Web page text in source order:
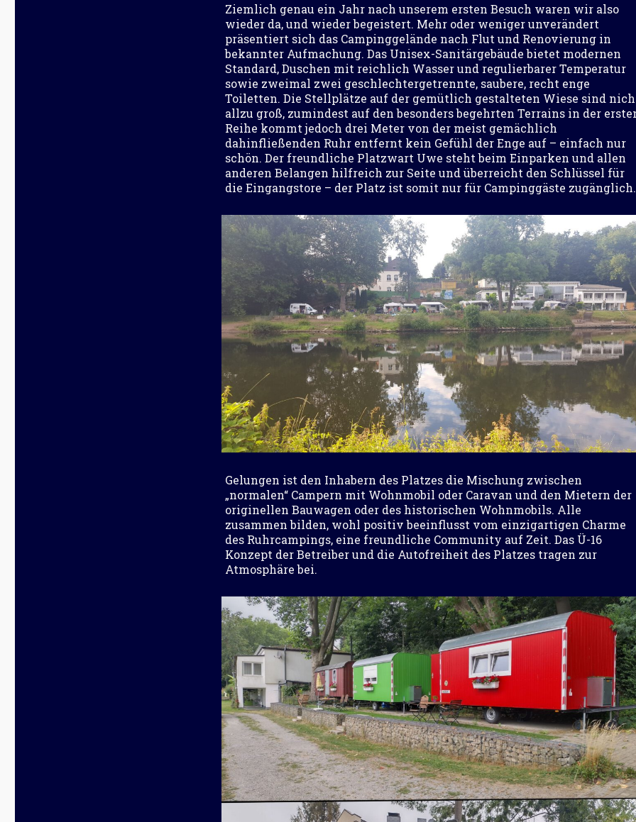
Ziemlich genau ein Jahr nach unserem ersten Besuch waren wir also
wieder da, und wieder begeistert. Mehr oder weniger unverändert
präsentiert sich das Campinggelände nach Flut und Renovierung in
bekannter Aufmachung. Das Unisex-Sanitärgebäude bietet modernen
Standard, Duschen mit reichlich Wasser und regulierbarer Temperatur
sowie zweimal zwei geschlechtergetrennte, saubere, recht enge
Toiletten. Die Stellplätze auf der gemütlich gestalteten Wiese sind
allzu groß, zumindest auf den besonders begehrten Terrains in der
Reihe kommt jedoch drei Meter von der meist gemächlich
dahinfließenden Ruhr entfernt kein Gefühl der Enge auf – einfach nur
schön. Der freundliche Platzwart Uwe steht beim Einparken und allen
anderen Belangen hilfreich zur Seite und überreicht den Schlüssel für
die Eingangstore – der Platz ist somit nur für Campinggäste zugänglich.
Gelungen ist den Inhabern des Platzes die Mischung zwischen
„normalen“ Campern mit Wohnmobil oder Caravan und den Mietern der
originellen Bauwagen oder des historischen Wohnmobils. Alle
zusammen bilden, wohl positiv beeinflusst vom einzigartigen Charme
des Ruhrcampings, eine freundliche Community auf Zeit. Das Ü-16
Konzept der Betreiber und die Autofreiheit des Platzes tragen zur
Atmosphäre bei.